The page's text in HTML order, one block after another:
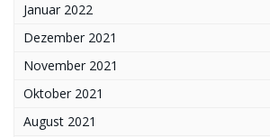
Januar 2022
Dezember 2021
November 2021
Oktober 2021
August 2021